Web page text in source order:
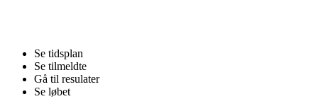
Se tidsplan
Se tilmeldte
Gå til resulater
Se løbet